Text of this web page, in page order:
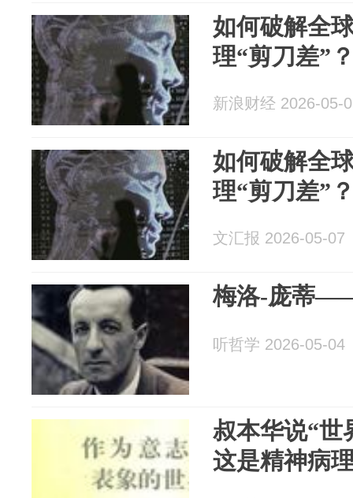
如何破解全
理“剪刀差”
新浪财经 2026-05-
如何破解全
理“剪刀差”
文汇报 2026-05-07
梅洛-庞蒂
听哲学 2026-05-04
叔本华说“世
这是精神病